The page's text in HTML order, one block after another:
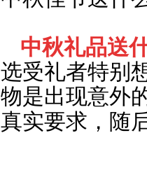
中秋礼品送
选受礼者特别
物是出现意外
真实要求，随